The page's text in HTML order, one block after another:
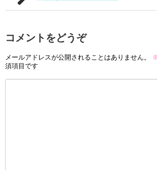
コメントをどうぞ
メールアドレスが公開されることはありません。
須項目です